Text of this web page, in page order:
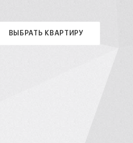
ВЫБРАТЬ КВАРТИРУ